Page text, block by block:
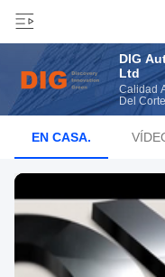
DIG
Ltd
Calidad
Del
EN CASA.